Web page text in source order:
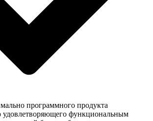
программного продукта
удовлетворяющего функциональным